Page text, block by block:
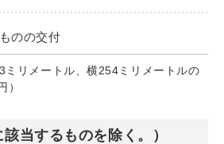
のの交付
ミリメートル、横254ミリメートルの
）
当するものを除く。）